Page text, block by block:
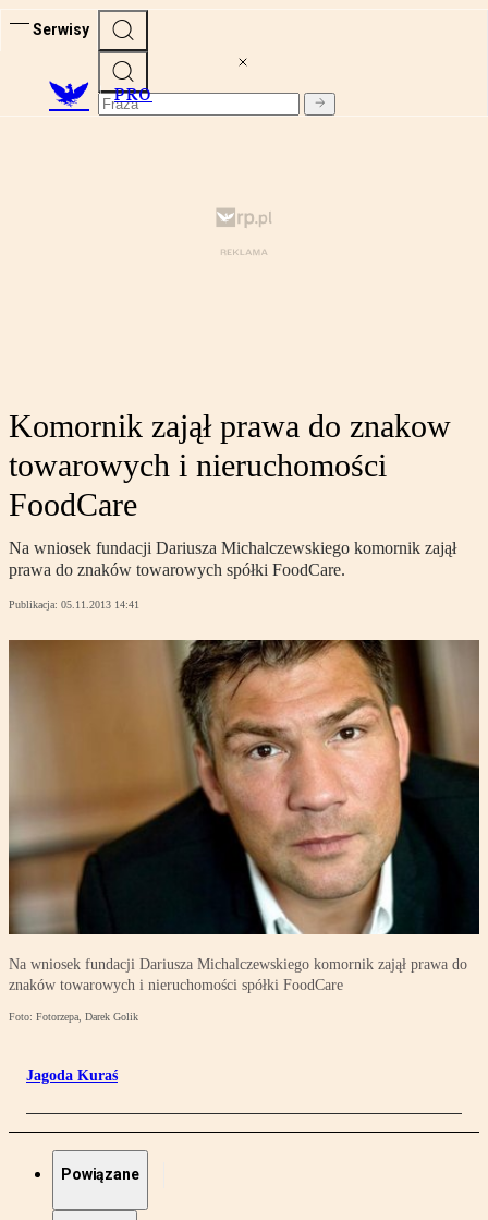
Serwisy
PRO
Komornik zajął prawa do znakow
towarowych i nieruchomości
FoodCare
Na wniosek fundacji Dariusza Michalczewskiego komornik zajął
prawa do znaków towarowych spółki FoodCare.
Publikacja: 05.11.2013 14:41
Na wniosek fundacji Dariusza Michalczewskiego komornik zajął prawa do
znaków towarowych i nieruchomości spółki FoodCare
Foto: Fotorzepa, Darek Golik
Jagoda Kuraś
Powiązane